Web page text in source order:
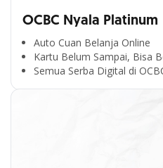
OCBC Nyala Platinum
Auto Cuan Belanja Online
Kartu Belum Sampai, Bisa
Semua Serba Digital di